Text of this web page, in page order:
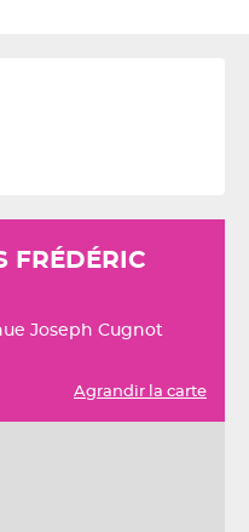
FRÉDÉRIC
Joseph Cugnot
Agrandir la carte